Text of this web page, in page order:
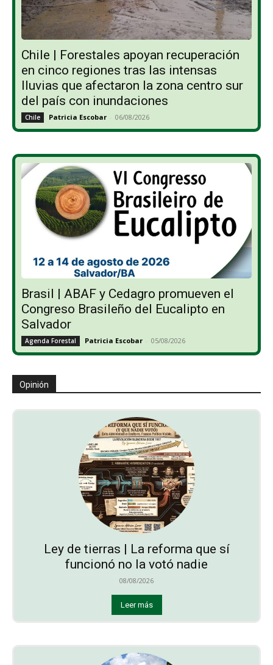
Chile | Forestales apoyan recuperación
en cinco regiones tras las intensas
lluvias que afectaron la zona centro sur
del país con inundaciones
Chile Patricia Escobar - 06/08/2026
Brasil | ABAF y Cedagro promueven el
Congreso Brasileño del Eucalipto en
Salvador
Agenda Forestal Patricia Escobar - 05/08/2026
Opinión
Ley de tierras | La reforma que sí
funcionó no la votó nadie
08/08/2026
Leer más